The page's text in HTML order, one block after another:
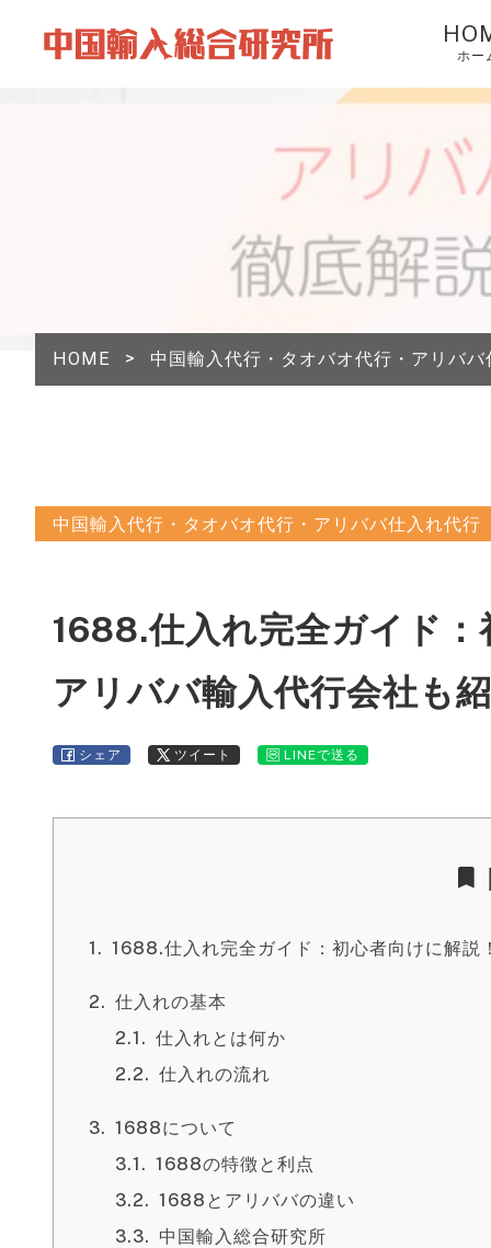
ホー
HOME > 中国輸入代行・タオバオ代行・アリババ
中国輸入代行・タオバオ代行・アリババ仕入れ代行
1688.仕入れ完全ガイド
アリババ輸入代行会社も
シェア ツイート LINEで送る
1688.仕入れ完全ガイド：初心者向けに解説
仕入れの基本
仕入れとは何か
仕入れの流れ
1688について
1688の特徴と利点
1688とアリババの違い
中国輸入総合研究所